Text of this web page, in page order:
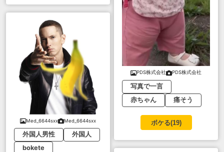
Med_6644sxx Med_6644sxx
外国人男性
外国人
bokete
PDS株式会社 PDS株式会社
写真で一言
赤ちゃん
痛そう
ボケる(19)